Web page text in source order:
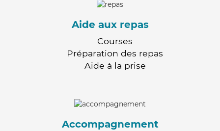
Aide aux repas
Courses
Préparation des repas
Aide à la prise
Accompagnement